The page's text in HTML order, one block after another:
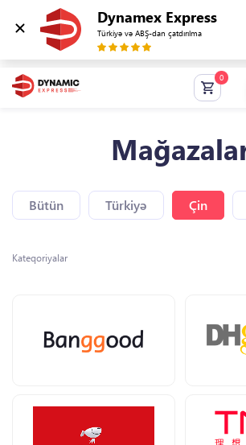
Dynamex Express
Türkiyə və ABŞ-dan çatdırılma
Bütün Türkiyə Çin
Kateqoriyalar